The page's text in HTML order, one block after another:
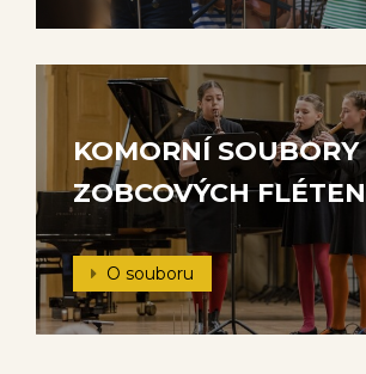
KOMORNÍ SOUBORY
ZOBCOVÝCH FLÉTEN
O souboru